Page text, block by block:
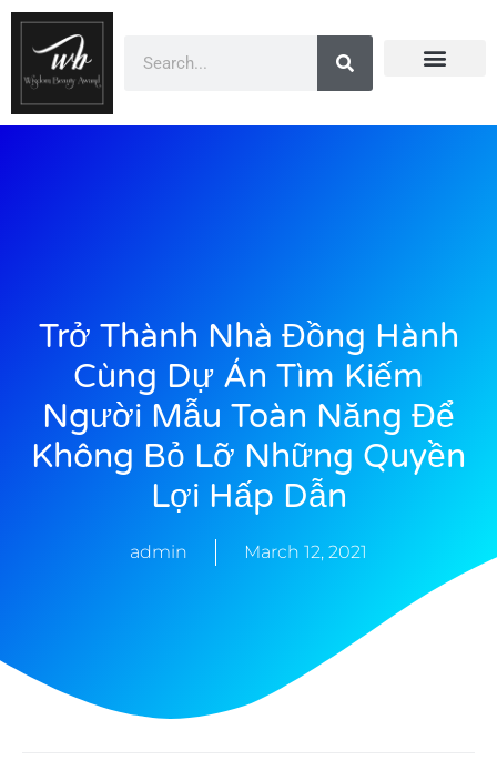
Trở Thành Nhà Đồng Hành
Cùng Dự Án Tìm Kiếm
Người Mẫu Toàn Năng Để
Không Bỏ Lỡ Những Quyền
Lợi Hấp Dẫn
admin March 12, 2021